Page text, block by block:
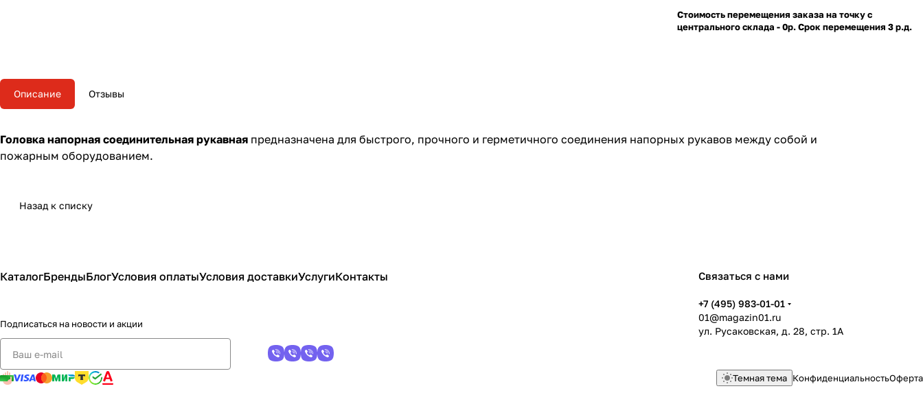
Стоимость перемещения заказа на точку с
центрального склада - 0р. Срок перемещения 3 р.д.
Описание Отзывы
Головка напорная соединительная рукавная предназначена для быстрого, прочного и герметичного соединения напорных рукавов между собой и
пожарным оборудованием.
Назад к списку
КаталогБрендыБлогУсловия оплатыУсловия доставкиУслугиКонтакты
Подписаться на новости и акции
Связаться с нами
+7 (495) 983-01-01
01@magazin01.ru
ул. Русаковская, д. 28, стр. 1А
Темная тема КонфиденциальностьОферта